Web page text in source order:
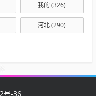
我的 (326)
河北(290)
号-36